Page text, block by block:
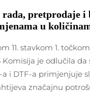
pretprodaje i
u
11. stavkom 1.
Komisija je odlučila da
i DTF-a primjenjuje
značajnu